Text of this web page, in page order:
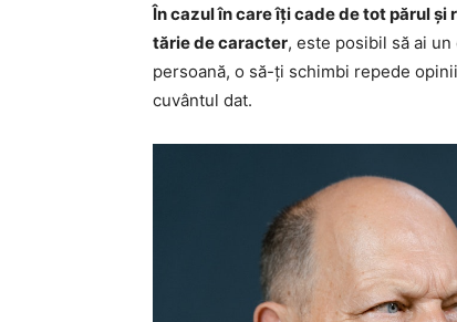
În cazul în care îți cade de tot părul și
tărie de caracter, este posibil să ai
persoană, o să-ți schimbi repede
cuvântul dat.